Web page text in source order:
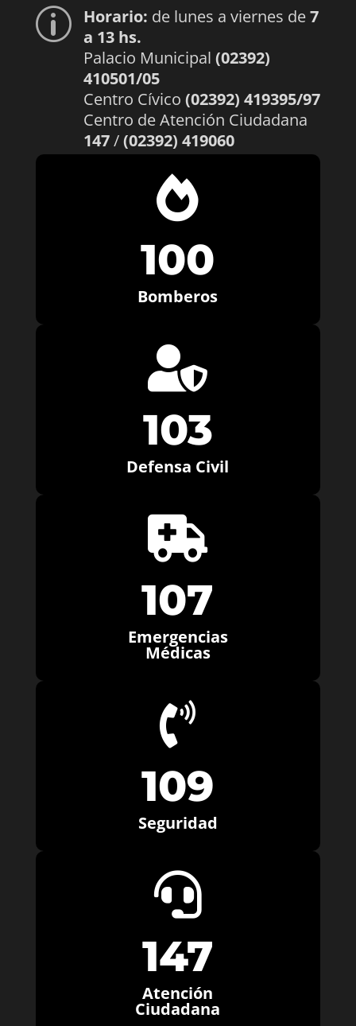
p Horario: de lunes a viernes de7
a 13 hs.
Palacio Municipal (02392)
410501/05
Centro Cívico (02392) 419395/97
Centro de Atención Ciudadana
147/(02392) 419060

100
Bomberos

103
Defensa Civil

107
Emergencias
Médicas

109
Seguridad

147
Atención
Ciudadana